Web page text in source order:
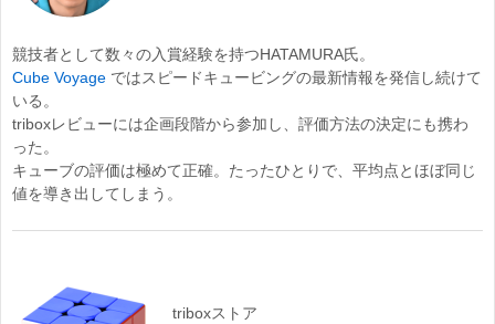
競技者として数々の入賞経験を持つHATAMURA氏。
Cube Voyage ではスピードキュービングの最新情報を発信し続けて
いる。
triboxレビューには企画段階から参加し、評価方法の決定にも携わ
った。
キューブの評価は極めて正確。たったひとりで、平均点とほぼ同じ
値を導き出してしまう。
triboxストア